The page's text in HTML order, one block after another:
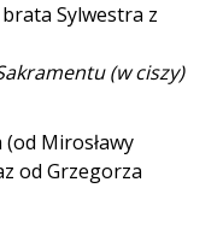
Sylwestra z
(w ciszy)
Mirosławy
od Grzegorza